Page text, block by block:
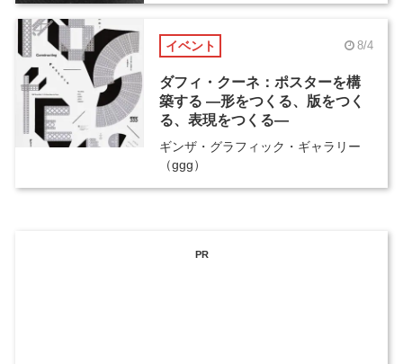
イベント 8/4
ダフィ・クーネ：ポスターを構
築する ―形をつくる、版をつく
る、表現をつくる―
ギンザ・グラフィック・ギャラリー
（ggg）
PR